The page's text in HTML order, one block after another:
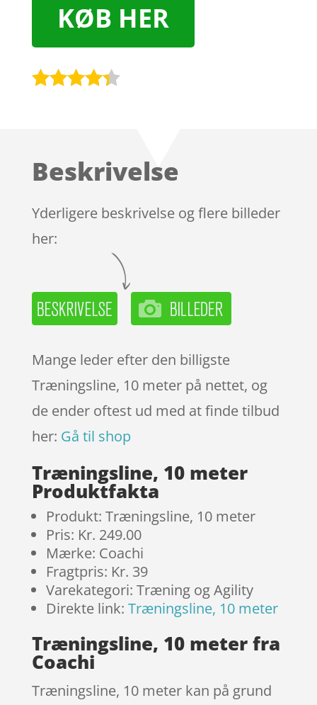
KØB HER
på
mmelser
Beskrivelse
Yderligere beskrivelse og flere billeder
her:
Mange leder efter den billigste
Træningsline, 10 meter på nettet, og
de ender oftest ud med at finde tilbud
her: Gå til shop
Træningsline, 10 meter
Produktfakta
Produkt: Træningsline, 10 meter
Pris: Kr. 249.00
Mærke: Coachi
Fragtpris: Kr. 39
Varekategori: Træning og Agility
Direkte link: Træningsline, 10 meter
Træningsline, 10 meter fra
Coachi
Træningsline, 10 meter kan på grund